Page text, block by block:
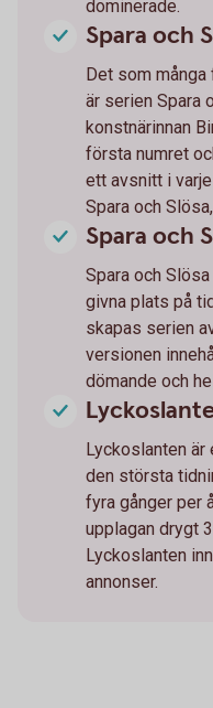
dominerade.
Spara och
Det som
är serien Spara
konstnärinnan
första numret
ett avsnitt i
Spara och
Spara och
Spara och
givna plats på
skapas serien
versionen
dömande och
Lyckoslanten är
den största
fyra gånger per
upplagan drygt
Lyckoslanten
annonser.